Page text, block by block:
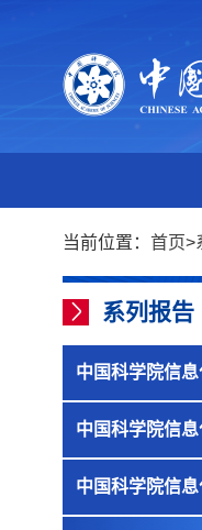
当前位置： 首页>
系列报告
中国科学院信
中国科学院信
中国科学院信